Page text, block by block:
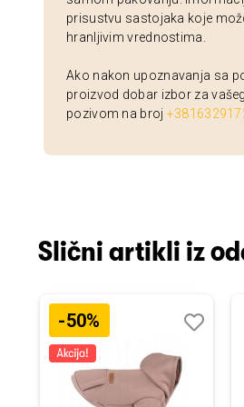
prisustvu sastojaka koje
hranljivim vrednostima.
Ako nakon upoznavanja sa
proizvod dobar izbor za
pozivom na broj
Slični artikli iz
-50%